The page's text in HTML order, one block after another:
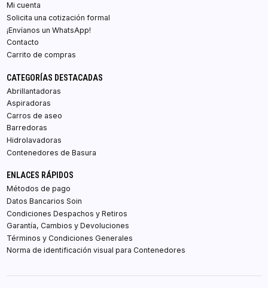
Mi cuenta
Solicita una cotización formal
¡Envíanos un WhatsApp!
Contacto
Carrito de compras
CATEGORÍAS DESTACADAS
Abrillantadoras
Aspiradoras
Carros de aseo
Barredoras
Hidrolavadoras
Contenedores de Basura
ENLACES RÁPIDOS
Métodos de pago
Datos Bancarios Soin
Condiciones Despachos y Retiros
Garantía, Cambios y Devoluciones
Términos y Condiciones Generales
Norma de identificación visual para Contenedores